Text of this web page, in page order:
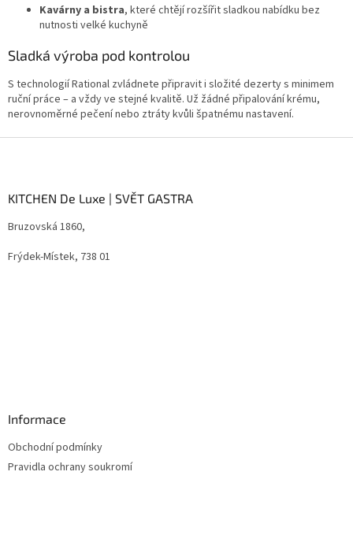
Kavárny a bistra, které chtějí rozšířit sladkou nabídku bez
nutnosti velké kuchyně
Sladká výroba pod kontrolou
S technologií Rational zvládnete připravit i složité dezerty s minimem
ruční práce – a vždy ve stejné kvalitě. Už žádné připalování krému,
nerovnoměrné pečení nebo ztráty kvůli špatnému nastavení.
KITCHEN De Luxe | SVĚT GASTRA
Bruzovská 1860,
Frýdek-Místek, 738 01
Informace
Obchodní podmínky
Pravidla ochrany soukromí